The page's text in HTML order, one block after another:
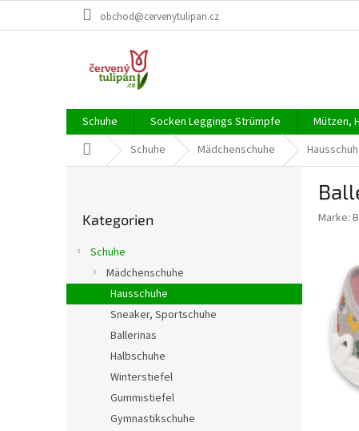
obchod@cervenytulipan.cz
Schuhe Socken Leggings Strümpfe Mützen,
StartseiteSchuhe Mädchenschuhe
l
überspringen
Kategorien
Schuhe
Mädchenschuhe
Hausschuhe
Sneaker, Sportschuhe
Ballerinas
Halbschuhe
Winterstiefel
Gummistiefel
Gymnastikschuhe
Marke: